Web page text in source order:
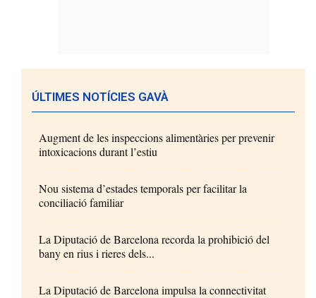
ÚLTIMES NOTÍCIES GAVÀ
Augment de les inspeccions alimentàries per prevenir
intoxicacions durant l’estiu
Nou sistema d’estades temporals per facilitar la
conciliació familiar
La Diputació de Barcelona recorda la prohibició del
bany en rius i rieres dels...
La Diputació de Barcelona impulsa la connectivitat